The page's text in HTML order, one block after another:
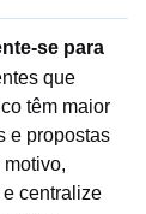
se para
que
têm maior
e propostas
centralize